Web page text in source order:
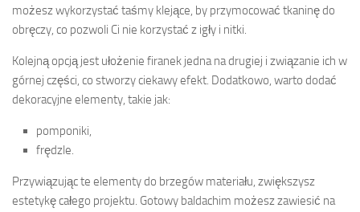
możesz wykorzystać taśmy klejące, by przymocować tkaninę do
obręczy, co pozwoli Ci nie korzystać z igły i nitki.
Kolejną opcją jest ułożenie firanek jedna na drugiej i związanie ich w
górnej części, co stworzy ciekawy efekt. Dodatkowo, warto dodać
dekoracyjne elementy, takie jak:
pomponiki,
frędzle.
Przywiązując te elementy do brzegów materiału, zwiększysz
estetykę całego projektu. Gotowy baldachim możesz zawiesić na